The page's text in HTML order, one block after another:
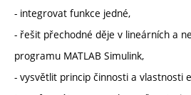
- integrovat funkce jedné,
- řešit přechodné děje v lineárních a
programu MATLAB Simulink,
- vysvětlit princip činnosti a vlastnosti